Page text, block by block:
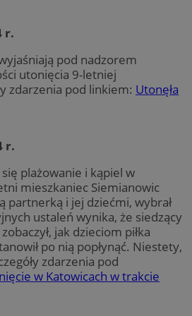
r.
pod nadzorem
utonięcia 9-letniej
zdarzenia pod linkiem: Utonęła
r.
plażowanie i kąpiel w
mieszkaniec Siemianowic
partnerką i jej dziećmi, wybrał
ustaleń wynika, że siedzący
jak dzieciom piłka
po nią popłynąć. Niestety,
zdarzenia pod
w Katowicach w trakcie